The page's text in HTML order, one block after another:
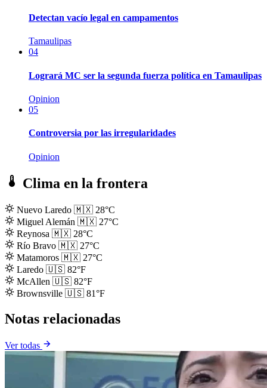
Detectan vacío legal en campamentos
Tamaulipas
04
Logrará MC ser la segunda fuerza política en Tamaulipas
Opinion
05
Controversia por las irregularidades
Opinion
Clima en la frontera
Nuevo Laredo 🇲🇽 28°C
Miguel Alemán 🇲🇽 27°C
Reynosa 🇲🇽 28°C
Río Bravo 🇲🇽 27°C
Matamoros 🇲🇽 27°C
Laredo 🇺🇸 82°F
McAllen 🇺🇸 82°F
Brownsville 🇺🇸 81°F
Notas relacionadas
Ver todas